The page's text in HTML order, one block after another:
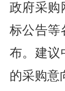
政府采购
标公告等
布。建议
的采购意